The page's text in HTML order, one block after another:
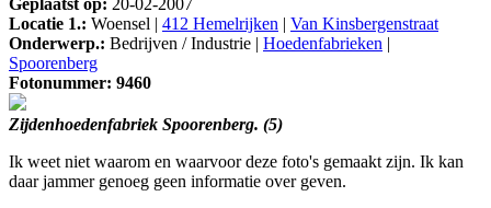
Geplaatst op: 20-02-2007
Locatie 1.: Woensel | 412 Hemelrijken | Van Kinsbergenstraat
Onderwerp.: Bedrijven / Industrie | Hoedenfabrieken |
Spoorenberg
Fotonummer: 9460
Zijdenhoedenfabriek Spoorenberg. (5)
Ik weet niet waarom en waarvoor deze foto's gemaakt zijn. Ik kan
daar jammer genoeg geen informatie over geven.